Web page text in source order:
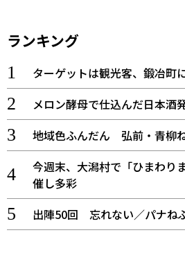
ランキング
ターゲットは観光客、鍛冶町
メロン酵母で仕込んだ日本酒
地域色ふんだん 弘前・青柳
今週末、大潟村で「ひまわ
催し多彩
出陣50回 忘れない／パナね